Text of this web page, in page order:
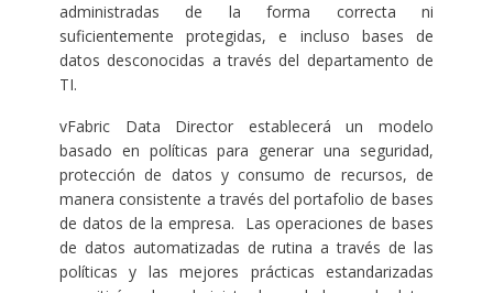
administradas de la forma correcta ni
suficientemente protegidas, e incluso bases de
datos desconocidas a través del departamento de
TI.
vFabric Data Director establecerá un modelo
basado en políticas para generar una seguridad,
protección de datos y consumo de recursos, de
manera consistente a través del portafolio de bases
de datos de la empresa. Las operaciones de bases
de datos automatizadas de rutina a través de las
políticas y las mejores prácticas estandarizadas